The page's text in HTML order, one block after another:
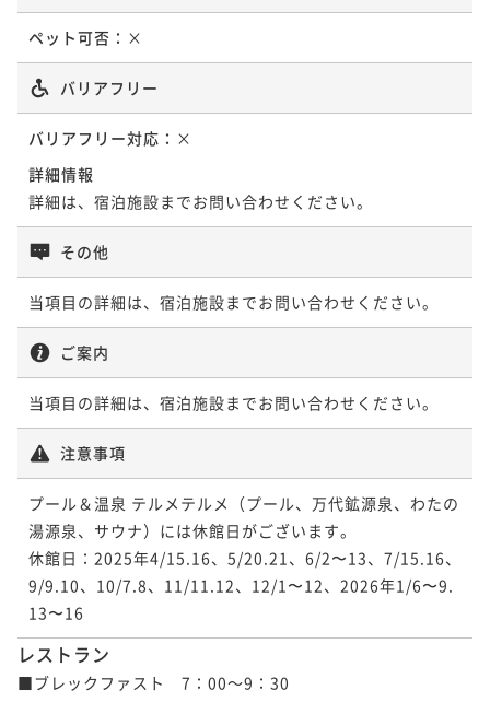
ペット可否： ×
バリアフリー
バリアフリー対応： ×
詳細情報
詳細は、宿泊施設までお問い合わせください。
その他
当項目の詳細は、宿泊施設までお問い合わせください。
ご案内
当項目の詳細は、宿泊施設までお問い合わせください。
注意事項
プール＆温泉 テルメテルメ（プール、万代鉱源泉、わたの
湯源泉、サウナ）には休館日がございます。
休館日：2025年4/15.16、5/20.21、6/2〜13、7/15.16、
9/9.10、10/7.8、11/11.12、12/1〜12、2026年1/6〜9.
13〜16
レストラン
■ブレックファスト　7：00～9：30